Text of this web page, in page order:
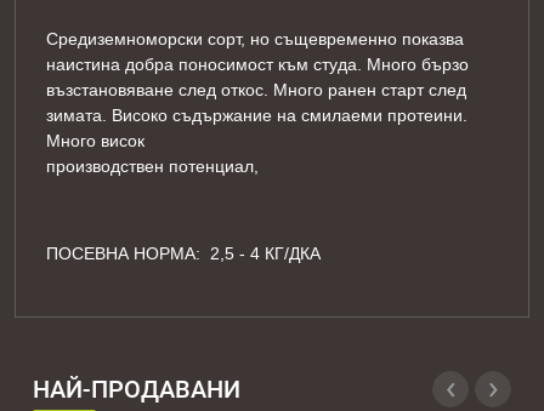
Средиземноморски сорт, но същевременно показва
наистина добра поносимост към студа. Много бързо
възстановяване след откос. Много ранен старт след
зимата. Високо съдържание на смилаеми протеини.
Много висок
производствен потенциал,
ПОСЕВНА НОРМА: 2,5 - 4 КГ/ДКА
НАЙ-ПРОДАВАНИ ‹ ›